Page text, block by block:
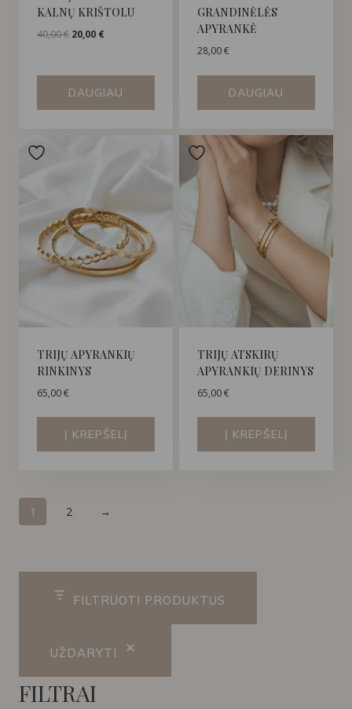
KALNŲ KRIŠTOLU
40,00€ Original
40,00 €.
20,00 €
20,00 €.
DAUGIAU
GRANDINĖLĖS
APYRANKĖ
28,00€
DAUGIAU
TRIJŲ APYRANKIŲ
RINKINYS
65,00€
Į KREPŠELĮ
TRIJŲ ATSKIRŲ
APYRANKIŲ DERINYS
65,00€
Į KREPŠELĮ
1 2 →
FILTRUOTI PRODUKTUS
UŽDARYTI
FILTRAI